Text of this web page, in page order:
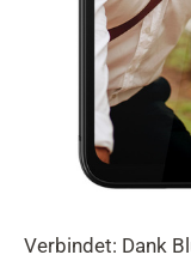
Verbindet: Dank